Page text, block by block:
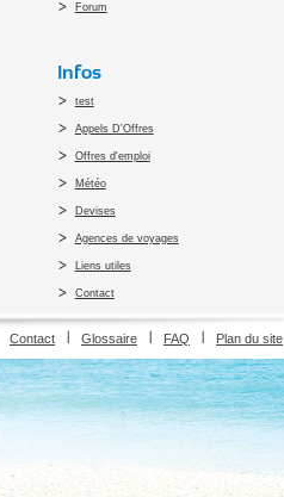
Forum
Infos
test
Appels D'Offres
Offres d'emploi
Météo
Devises
Agences de voyages
Liens utiles
Contact
Contact Glossaire FAQ Plan du site
Open vision